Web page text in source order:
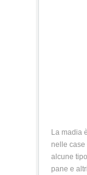
La madia
nelle case
alcune
pane e